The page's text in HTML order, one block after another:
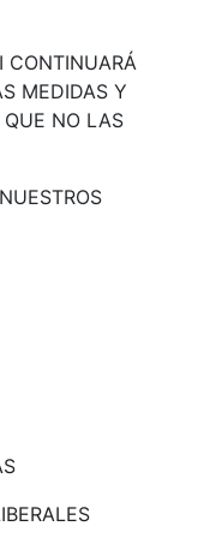
CONTINUARÁ
MEDIDAS Y
NO LAS